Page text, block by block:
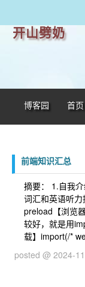
开山劈奶
博客园 首页
前端知识汇总
摘要： 1.自我
词汇和英语听
preload【浏览
较好，就是用
载】import(/*
posted @ 2024-